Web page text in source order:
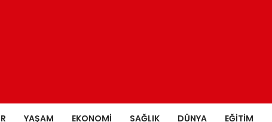
YAŞAM EKONOMI SAĞLIK DÜNYA EĞITIM